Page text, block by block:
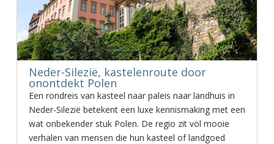
Neder-Silezië, kastelenroute door
onontdekt Polen
Een rondreis van kasteel naar paleis naar landhuis in
Neder-Silezië betekent een luxe kennismaking met een
wat onbekender stuk Polen. De regio zit vol mooie
verhalen van mensen die hun kasteel of landgoed